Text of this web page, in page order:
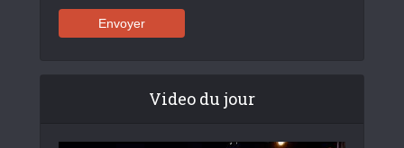
Video du jour